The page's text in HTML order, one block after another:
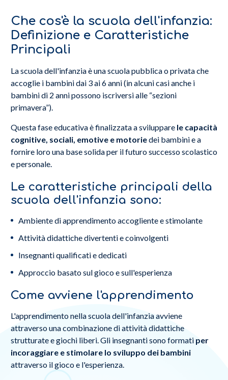
Che cos'è la scuola dell'infanzia:
Definizione e Caratteristiche
Principali
La scuola dell'infanzia è una scuola pubblica o privata che
accoglie i bambini dai 3 ai 6 anni (in alcuni casi anche i
bambini di 2 anni possono iscriversi alle “sezioni
primavera”).
Questa fase educativa è finalizzata a sviluppare le capacità
cognitive, sociali, emotive e motoriedei bambini e a
fornire loro una base solida per il futuro successo scolastico
e personale.
Le caratteristiche principali della
scuola dell'infanzia sono:
Ambiente di apprendimento accogliente e stimolante
Attività didattiche divertenti e coinvolgenti
Insegnanti qualificati e dedicati
Approccio basato sul gioco e sull'esperienza
Come avviene l'apprendimento
L'apprendimento nella scuola dell'infanzia avviene
attraverso una combinazione di attività didattiche
strutturate e giochi liberi. Gli insegnanti sono formati per
incoraggiare e stimolare lo sviluppo dei bambini
attraverso il gioco e l'esperienza.